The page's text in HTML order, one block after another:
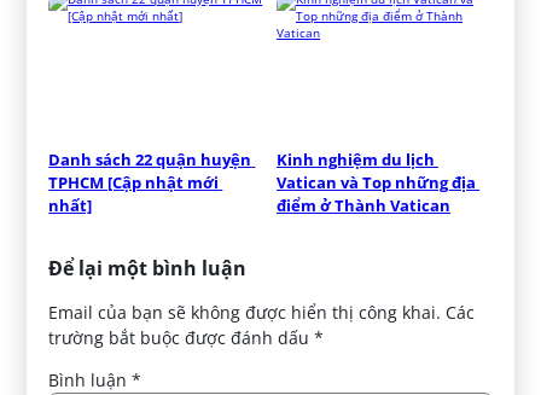
Danh sách 22 quận huyện
TPHCM [Cập nhật mới
nhất]
Kinh nghiệm du lịch
Vatican và Top những địa
điểm ở Thành Vatican
Để lại một bình luận
Email của bạn sẽ không được hiển thị công khai. Các
trường bắt buộc được đánh dấu*
Bình luận*